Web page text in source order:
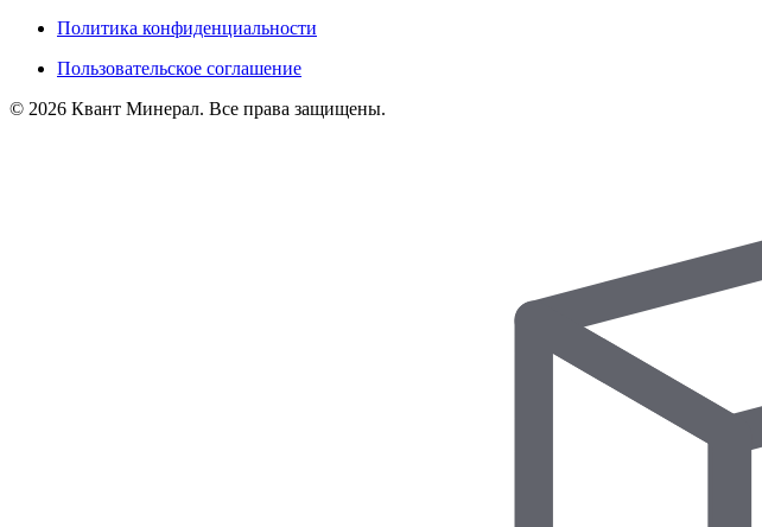
Политика конфиденциальности
Пользовательское соглашение
© 2026 Квант Минерал. Все права защищены.